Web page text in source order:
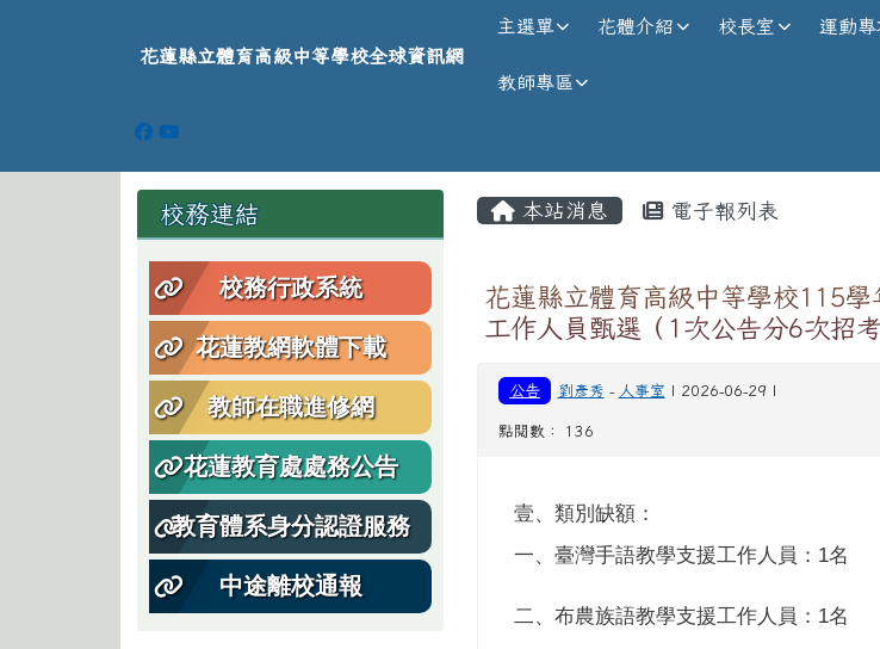
花蓮縣立體育高級中等學校全球資訊網
花蓮縣立體育高級中等學校全球資訊網
主選單 花體介紹 校長室 運動專
教師專區
左邊區域內容
校務連結
校務行政系統
花蓮教網軟體下載
教師在職進修網
花蓮教育處處務公告
教育體系身分認證服務
中途離校通報
主內容區域
本站消息 電子報列表
花蓮縣立體育高級中等學校115
工作人員甄選（1次公告分6次招考
公告 劉彥秀 - 人事室 | 2026-06-29 |
點閱數： 136
壹、類別缺額：
一、臺灣手語教學支援工作人員： 1名
二、布農族語教學支援工作人員： 1名
頁尾區域